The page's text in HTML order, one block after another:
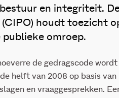
en integriteit.
houdt toezicht
publieke omroep.
de gedragscode wordt
helft van 2008 op basis van
en vraaggesprekken.